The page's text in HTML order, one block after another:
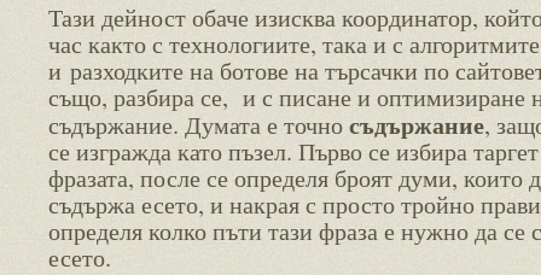
Тази дейност обаче изисква координатор,
час както с технологиите, така и с алгоритмите
и разходките на ботове на търсачки по
също, разбира се, и с писане и оптимизиране
съдържание. Думата е точносъдържание,
се изгражда като пъзел. Първо се избира таргет
фразата, после се определя броят думи, които
съдържа есето, и накрая с просто тройно
определя колко пъти тази фраза е нужно да се
есето.